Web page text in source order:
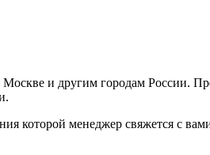
и другим городам России.
которой менеджер свяжется с